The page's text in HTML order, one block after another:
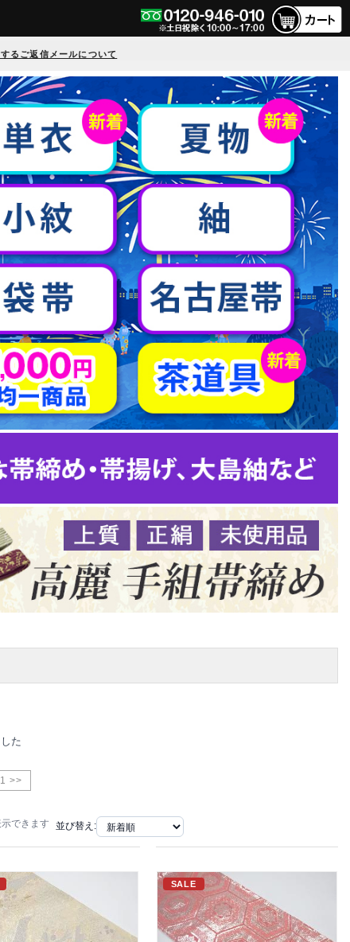
るご返信メールについて
た
1 >>
できます 並び替え:
SALE